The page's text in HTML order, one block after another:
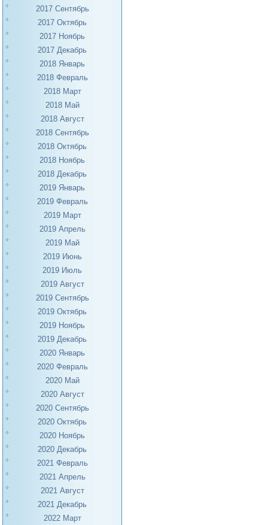
2017 Сентябрь
2017 Октябрь
2017 Ноябрь
2017 Декабрь
2018 Январь
2018 Февраль
2018 Март
2018 Май
2018 Август
2018 Сентябрь
2018 Октябрь
2018 Ноябрь
2018 Декабрь
2019 Январь
2019 Февраль
2019 Март
2019 Апрель
2019 Май
2019 Июнь
2019 Июль
2019 Август
2019 Сентябрь
2019 Октябрь
2019 Ноябрь
2019 Декабрь
2020 Январь
2020 Февраль
2020 Май
2020 Август
2020 Сентябрь
2020 Октябрь
2020 Ноябрь
2020 Декабрь
2021 Февраль
2021 Апрель
2021 Август
2021 Декабрь
2022 Март